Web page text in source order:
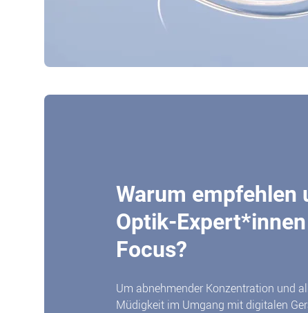
Warum empfehlen
Optik-
Focus?
Um abnehmender Konzentration und
Müdigkeit im Umgang mit digitalen